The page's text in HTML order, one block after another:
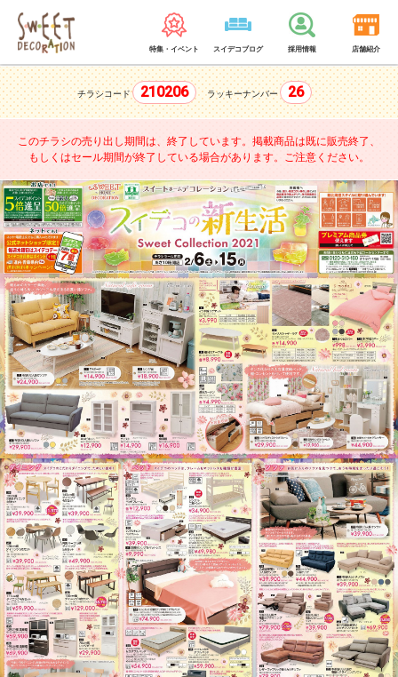
特集・イベント スイデコブログ 採用情報 店舗紹介
チラシコード 210206 ラッキーナンバー 26
このチラシの売り出し期間は、終了しています。 掲載商品は既に販売終了、
もしくはセール期間が終了している場合があります。ご注意ください。